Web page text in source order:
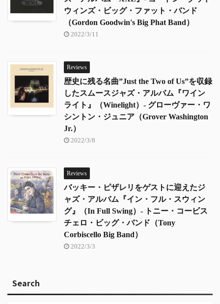
ウィンズ・ビッグ・ファット・バンド
（Gordon Goodwin's Big Phat Band）
2022/3/11
Reviews
歴史に残る名曲”Just the Two of Us”を収録
したスムースジャズ・アルバム『ワイン
ライト』（Winelight）- グローヴァー・ワ
シントン・ジュニア（Grover Washington
Jr.）
2022/3/8
Reviews
バッキー・ピザレリをゲストに迎えたジ
ャズ・アルバム『イン・フル・スウィン
グ』（In Full Swing）- トニー・コービス
チェロ・ビッグ・バンド（Tony
Corbiscello Big Band）
2022/3/3
Search